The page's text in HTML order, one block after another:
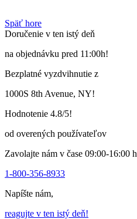
variantov.
Varianty
môžete
vybrať
na
stránke
Späť hore
Doručenie v ten istý deň
na objednávku pred 11:00h!
Bezplatné vyzdvihnutie z
1000S 8th Avenue, NY!
Hodnotenie 4.8/5!
od overených používateľov
Zavolajte nám v čase 09:00-16:00 h
1-800-356-8933
Napíšte nám,
reagujte v ten istý deň!